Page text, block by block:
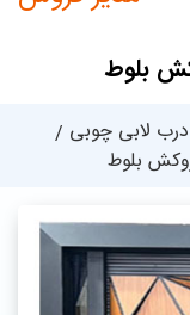
بلوط
درب لابی چوبی
بلوط